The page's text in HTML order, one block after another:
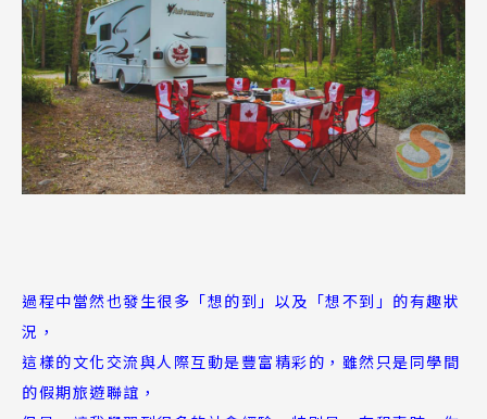
過程中當然也發生很多「想的到」以及「想不到」的有趣狀
況，
這樣的文化交流與人際互動是豐富精彩的，雖然只是同學間
的假期旅遊聯誼，